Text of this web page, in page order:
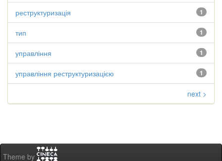
1
реструктуризація
1
тип
1
управління
1
управління реструктуризацією
next >
Theme by